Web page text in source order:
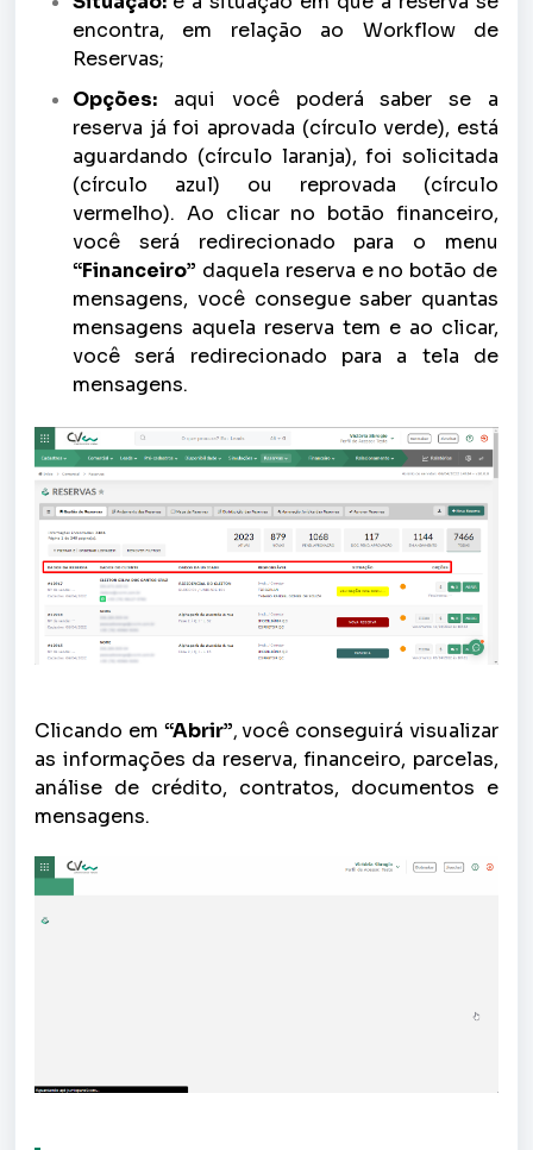
encontra, em relação ao Workflow de
Reservas;
Opções: aqui você poderá saber se a
reserva já foi aprovada (círculo verde), está
aguardando (círculo laranja), foi solicitada
(círculo azul) ou reprovada (círculo
vermelho). Ao clicar no botão financeiro,
você será redirecionado para o menu
“Financeiro” daquela reserva e no botão de
mensagens, você consegue saber quantas
mensagens aquela reserva tem e ao clicar,
você será redirecionado para a tela de
mensagens.
Clicando em “Abrir”,você conseguirá visualizar
as informações da reserva, financeiro, parcelas,
análise de crédito, contratos, documentos e
mensagens.